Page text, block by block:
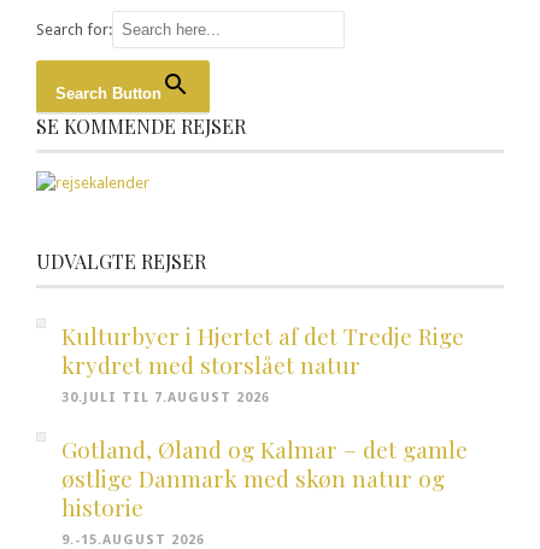
Search for:
Search Button
SE KOMMENDE REJSER
UDVALGTE REJSER
Kulturbyer i Hjertet af det Tredje Rige
krydret med storslået natur
30.JULI TIL 7.AUGUST 2026
Gotland, Øland og Kalmar – det gamle
østlige Danmark med skøn natur og
historie
9.-15.AUGUST 2026